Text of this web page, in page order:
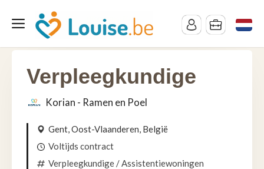
Verpleegkundige
Korian - Ramen en Poel
Gent, Oost-Vlaanderen, België
Voltijds contract
Verpleegkundige / Assistentiewoningen